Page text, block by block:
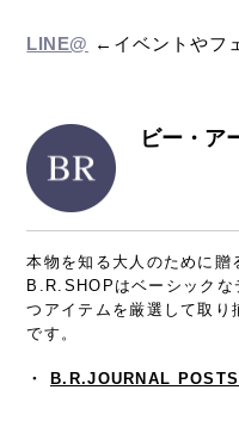
LINE@ ←イベントやフ
ビー・ア
本物を知る大人のために贈
B.R.SHOPはベーシックな
つアイテムを厳選して取
です。
・ B.R.JOURNAL POSTS